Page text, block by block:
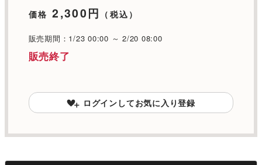
価格 2,300円 （税込）
販売期間：1/23 00:00 ～ 2/20 08:00
販売終了
ログインしてお気に入り登録